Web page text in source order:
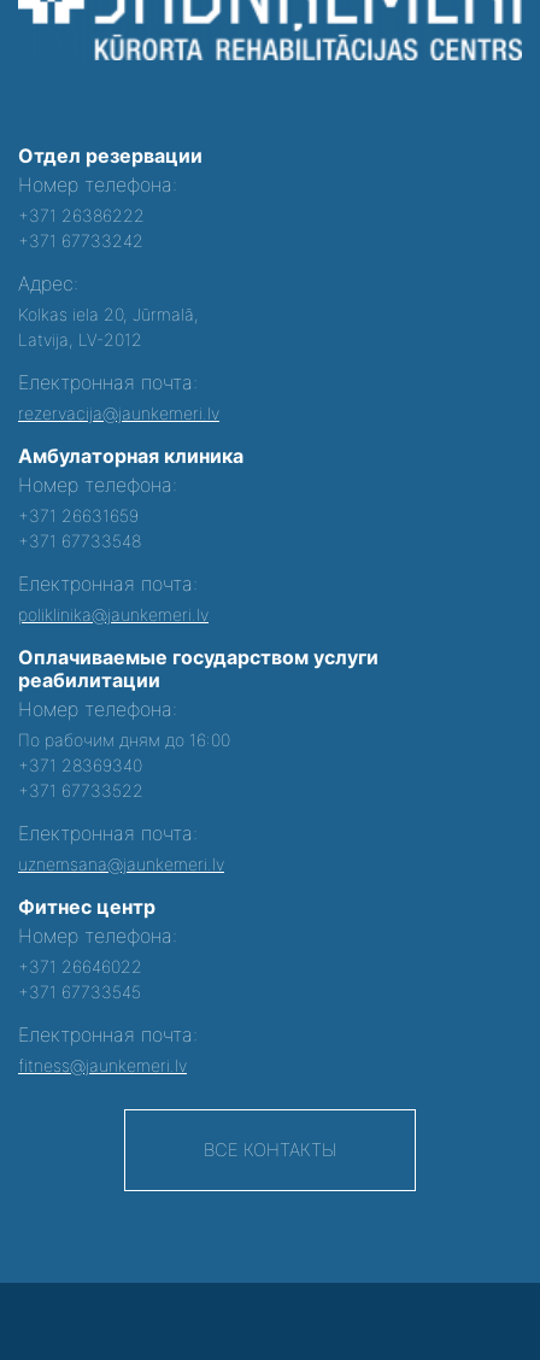
Отдел резервации
Номер телефона:
+371 26386222
+371 67733242
Адрес:
Kolkas iela 20, Jūrmalā,
Latvija, LV-2012
Електронная почта:
rezervacija@jaunkemeri.lv
Амбулаторная клиника
Номер телефона:
+371 26631659
+371 67733548
Електронная почта:
poliklinika@jaunkemeri.lv
Оплачиваемые государством услуги
реабилитации
Номер телефона:
По рабочим дням до 16:00
+371 28369340
+371 67733522
Електронная почта:
uznemsana@jaunkemeri.lv
Фитнес центр
Номер телефона:
+371 26646022
+371 67733545
Електронная почта:
fitness@jaunkemeri.lv
ВСЕ КОНТАКТЫ